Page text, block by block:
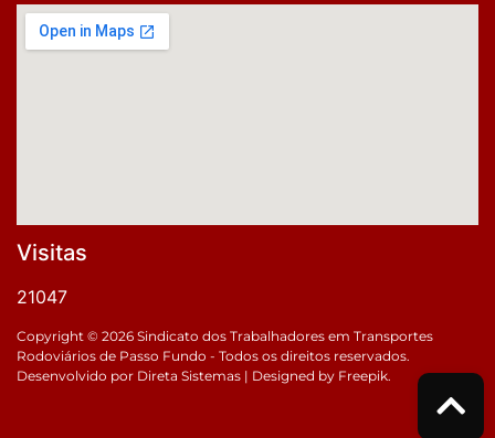
Visitas
21047
Copyright © 2026 Sindicato dos Trabalhadores em Transportes
Rodoviários de Passo Fundo - Todos os direitos reservados.
Desenvolvido por Direta Sistemas | Designed by Freepik.